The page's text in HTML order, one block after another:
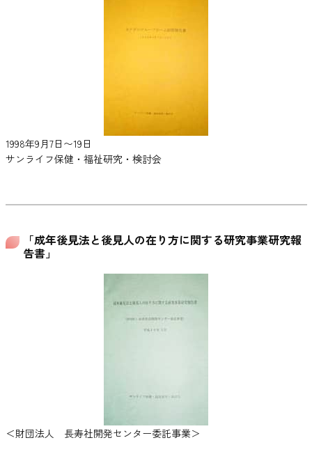
1998年9月7日〜19日
サンライフ保健・福祉研究・検討会
「成年後見法と後見人の在り方に関する研究事業研究報
告書」
＜財団法人 長寿社開発センター委託事業＞